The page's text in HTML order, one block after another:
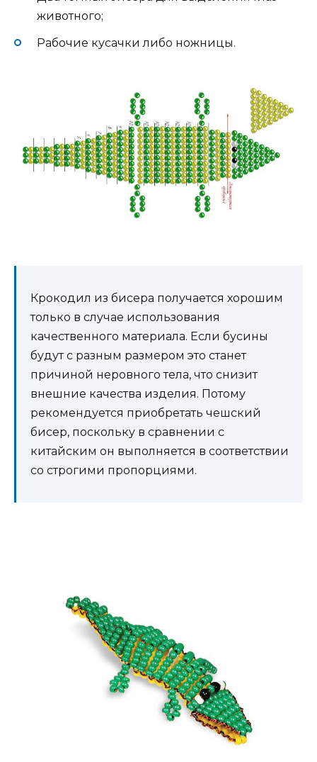
животного;
Рабочие кусачки либо ножницы.
Крокодил из бисера получается хорошим
только в случае использования
качественного материала. Если бусины
будут с разным размером это станет
причиной неровного тела, что снизит
внешние качества изделия. Потому
рекомендуется приобретать чешский
бисер, поскольку в сравнении с
китайским он выполняется в соответствии
со строгими пропорциями.